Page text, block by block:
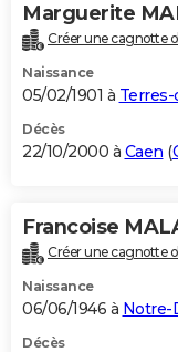
Marguerite
Créer une cagnotte
Naissance
05/02/1901 à Terres-
Décès
22/10/2000 à Caen (
Francoise
Créer une cagnotte
Naissance
06/06/1946 à Notre-
Décès